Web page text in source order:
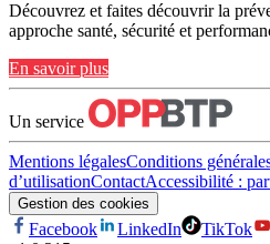
Découvrez et faites découvrir la
approche santé, sécurité et
En savoir plus
Un service
Mentions légalesConditions
d’utilisationContactAccessibilité :
Gestion des cookies
Facebook LinkedIn TikTok